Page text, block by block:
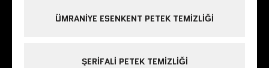
ÜMRANIYE ESENKENT PETEK TEMIZLIĞI
ŞERIFALI PETEK TEMIZLIĞI